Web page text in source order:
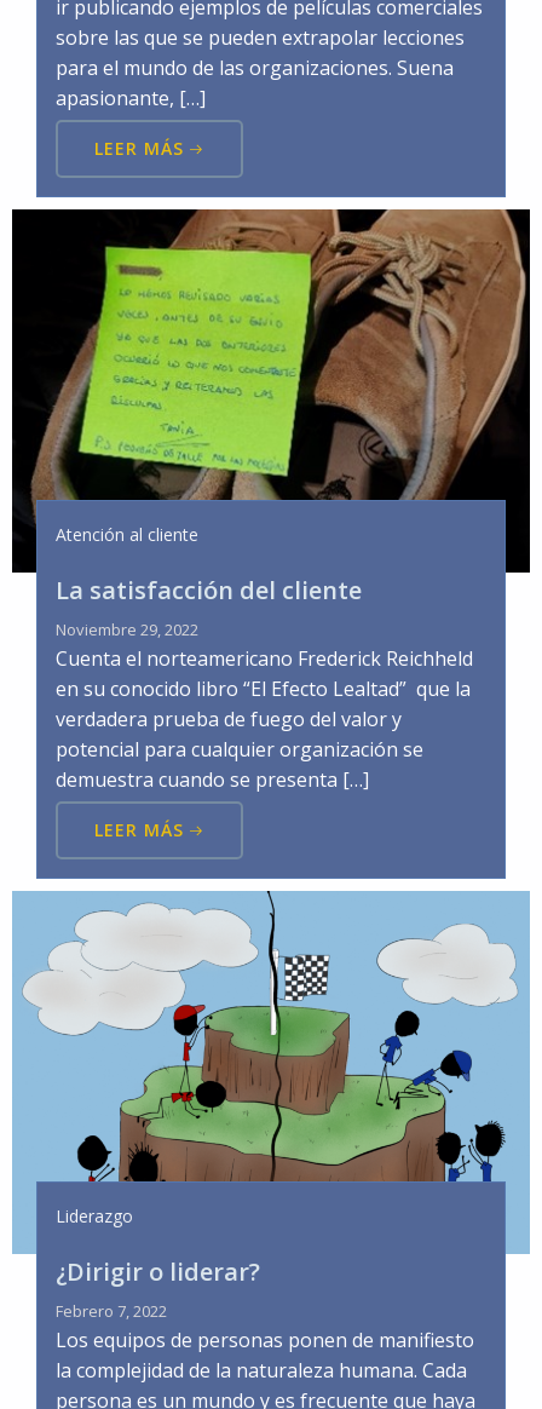
ir publicando ejemplos de películas comerciales
sobre las que se pueden extrapolar lecciones
para el mundo de las organizaciones. Suena
apasionante, […]
LEER MÁS
Atención al cliente
La satisfacción del cliente
Noviembre 29, 2022
Cuenta el norteamericano Frederick Reichheld
en su conocido libro “El Efecto Lealtad” que la
verdadera prueba de fuego del valor y
potencial para cualquier organización se
demuestra cuando se presenta […]
LEER MÁS
Liderazgo
¿Dirigir o liderar?
Febrero 7, 2022
Los equipos de personas ponen de manifiesto
la complejidad de la naturaleza humana. Cada
persona es un mundo y es frecuente que haya